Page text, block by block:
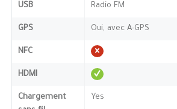
USB Radio FM
GPS Oui, avec A-GPS
NFC
HDMI
Chargement
Yes